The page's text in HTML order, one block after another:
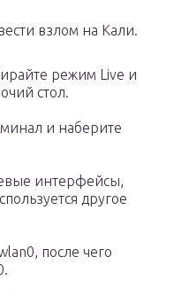
взлом на Кали.
режим Live и
стол.
и наберите
интерфейсы,
другое
после чего